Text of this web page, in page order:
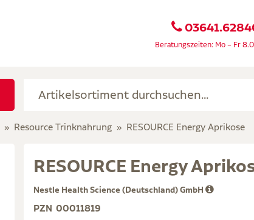
Beratungszeiten: Mo – Fr
Resource Trinknahrung RESOURCE Energy Aprikose
RESOURCE Energy
Nestle Health Science (Deutschland) GmbH
PZN 00011819